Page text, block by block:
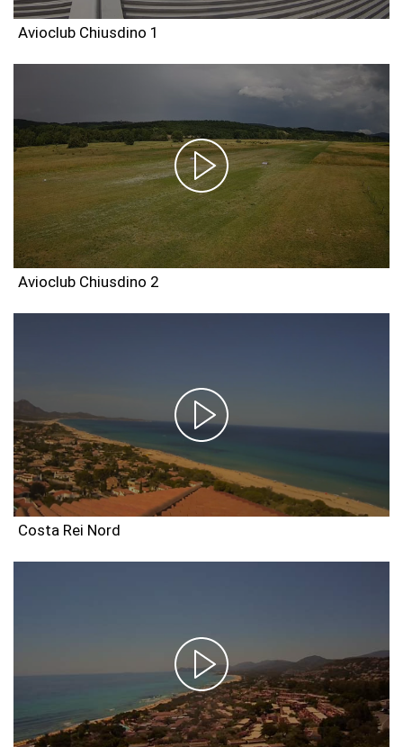
Avioclub Chiusdino 1
Avioclub Chiusdino 2
Costa Rei Nord